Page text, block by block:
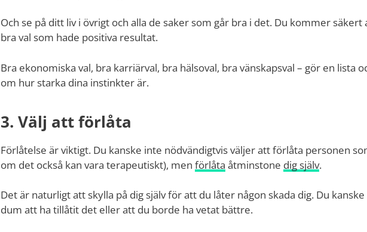
Och se på ditt liv i övrigt och alla de saker som går bra i det. Du kommer säkert
bra val som hade positiva resultat.
Bra ekonomiska val, bra karriärval, bra hälsoval, bra vänskapsval – gör en lista
om hur starka dina instinkter är.
3. Välj att förlåta
Förlåtelse är viktigt. Du kanske inte nödvändigtvis väljer att förlåta personen
om det också kan vara terapeutiskt), men förlåta åtminstone dig själv.
Det är naturligt att skylla på dig själv för att du låter någon skada dig. Du
dum att ha tillåtit det eller att du borde ha vetat bättre.